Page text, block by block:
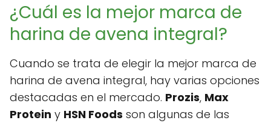
¿Cuál es la mejor marca de
harina de avena integral?
Cuando se trata de elegir la mejor marca de
harina de avena integral, hay varias opciones
destacadas en el mercado. Prozis, Max
Protein y HSN Foods son algunas de las